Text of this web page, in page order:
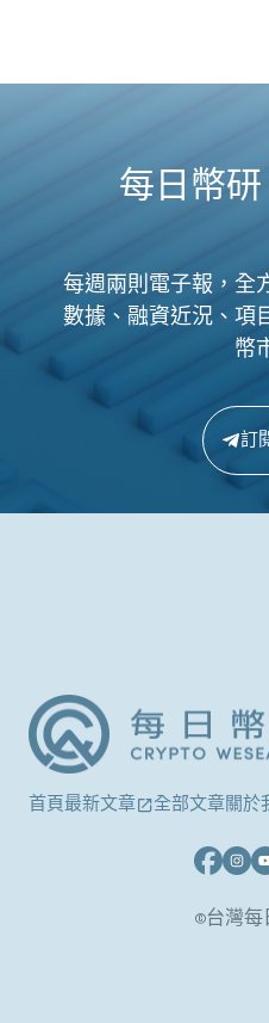
每日幣
每週兩則電子報，全
數據、融資近況、項
幣
訂
首頁最新文章 全部文章關於
©台灣每